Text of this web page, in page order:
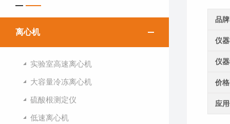
离心机
实验室高速离心机
大容量冷冻离心机
硫酸根测定仪
低速离心机
品牌
仪
仪
价
应